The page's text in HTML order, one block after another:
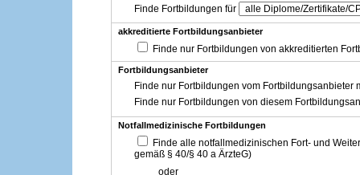
Finde Fortbildungen für
akkreditierte Fortbildungsanbieter
Finde nur Fortbildungen von akkreditierten
Fortbildungsanbieter
Finde nur Fortbildungen vom Fortbildungsanbieter
Finde nur Fortbildungen von diesem
Notfallmedizinische Fortbildungen
Finde alle notfallmedizinischen Fort- und
gemäß § 40/§ 40 a ÄrzteG)
oder